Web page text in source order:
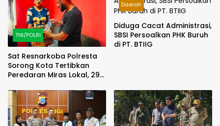
TNI/POLRI
Sat Resnarkoba Polresta
Sorong Kota Tertibkan
Peredaran Miras Lokal, 29
Daerah
Diduga Cacat Administrasi,
SBSI Persoalkan PHK Buruh
di PT. BTIIG